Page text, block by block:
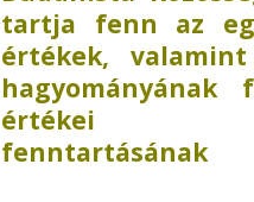
tartja fenn az
értékek,
hagyományának
értékei
fenntartásának